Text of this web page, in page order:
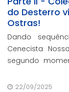
do Desterro
Ostras!
Dando
Cenecista
segundo
instituição.
22/09/2025